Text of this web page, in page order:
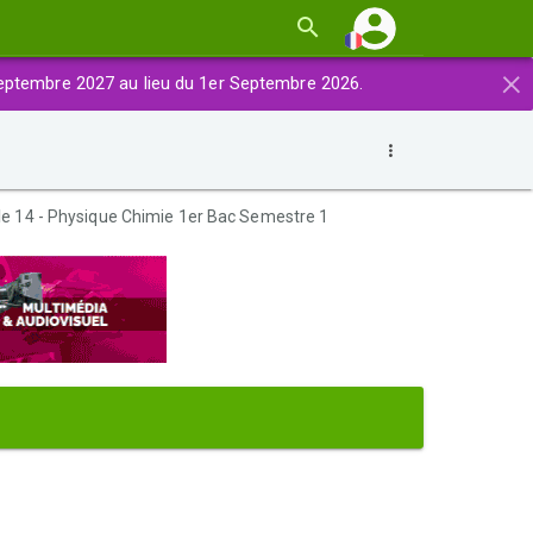
×
2027 au lieu du 1er Septembre 2026.
14 - Physique Chimie 1er Bac Semestre 1